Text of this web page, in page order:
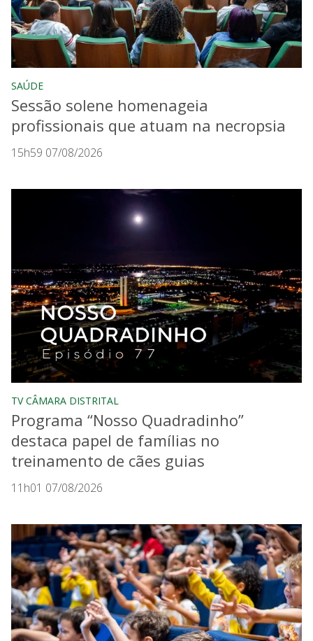
SAÚDE
Sessão solene homenageia
profissionais que atuam na necropsia
15h59 07/08/2026
TV CÂMARA DISTRITAL
Programa “Nosso Quadradinho”
destaca papel de famílias no
treinamento de cães guias
11h01 07/08/2026